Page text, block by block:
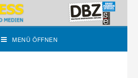
MENÜ ÖFFNEN